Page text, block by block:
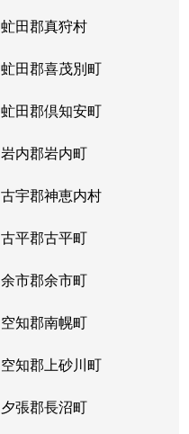
虻田郡真狩村
虻田郡喜茂別町
虻田郡倶知安町
岩内郡岩内町
古宇郡神恵内村
古平郡古平町
余市郡余市町
空知郡南幌町
空知郡上砂川町
夕張郡長沼町